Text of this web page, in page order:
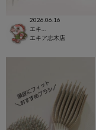
2026.06.16
エキア志木店